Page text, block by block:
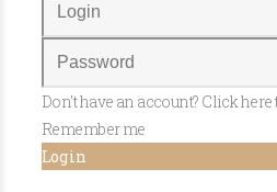
Don't have an account? Click here
Remember me
Log in